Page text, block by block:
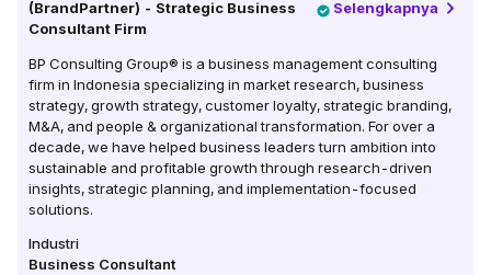
(BrandPartner) - Strategic Business
Consultant Firm
Selengkapnya
BP Consulting Group® is a business management consulting
firm in Indonesia specializing in market research, business
strategy, growth strategy, customer loyalty, strategic branding,
M&A, and people & organizational transformation. For over a
decade, we have helped business leaders turn ambition into
sustainable and profitable growth through research-driven
insights, strategic planning, and implementation-focused
solutions.
Industri
Business Consultant